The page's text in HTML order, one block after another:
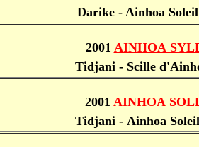
Darike - Ainhoa
2001 AINHOA
Tidjani - Scille
2001 AINHOA
Tidjani - Ainhoa